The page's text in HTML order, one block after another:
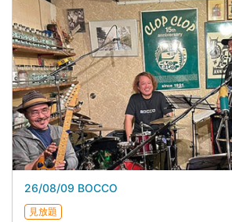
26/08/09 BOCCO
見放題